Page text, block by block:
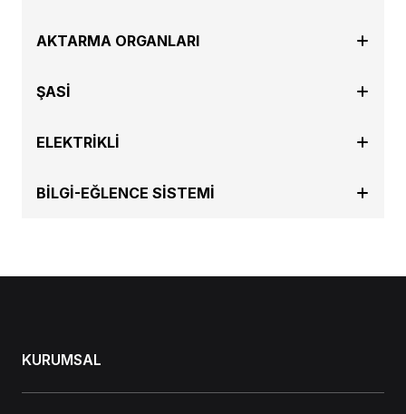
AKTARMA ORGANLARI
ŞASİ
ELEKTRİKLİ
BİLGİ-EĞLENCE SİSTEMİ
KURUMSAL